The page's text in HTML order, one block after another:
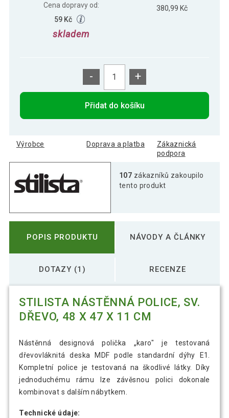
Cena dopravy od:
59 Kč
skladem
380,99 Kč
- +
Přidat do košíku
Výrobce Doprava a platba
Zákaznická
podpora
107 zákazníků zakoupilo
tento produkt
POPIS PRODUKTU NÁVODY A ČLÁNKY
DOTAZY (1) RECENZE
STILISTA NÁSTĚNNÁ POLICE, SV.
DŘEVO, 48 X 47 X 11 CM
Nástěnná designová polička „karo" je testovaná
dřevovláknitá deska MDF podle standardní dýhy E1.
Kompletní police je testovaná na škodlivé látky. Díky
jednoduchému rámu lze závěsnou polici dokonale
kombinovat s dalším nábytkem.
Technické údaje: